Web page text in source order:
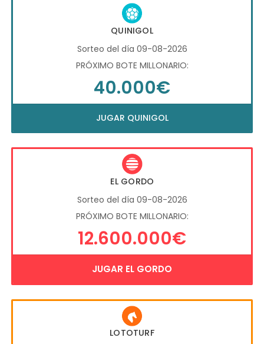
QUINIGOL
Sorteo del día 09-08-2026
PRÓXIMO BOTE MILLONARIO:
40.000€
JUGAR QUINIGOL
EL GORDO
Sorteo del día 09-08-2026
PRÓXIMO BOTE MILLONARIO:
12.600.000€
JUGAR EL GORDO
LOTOTURF